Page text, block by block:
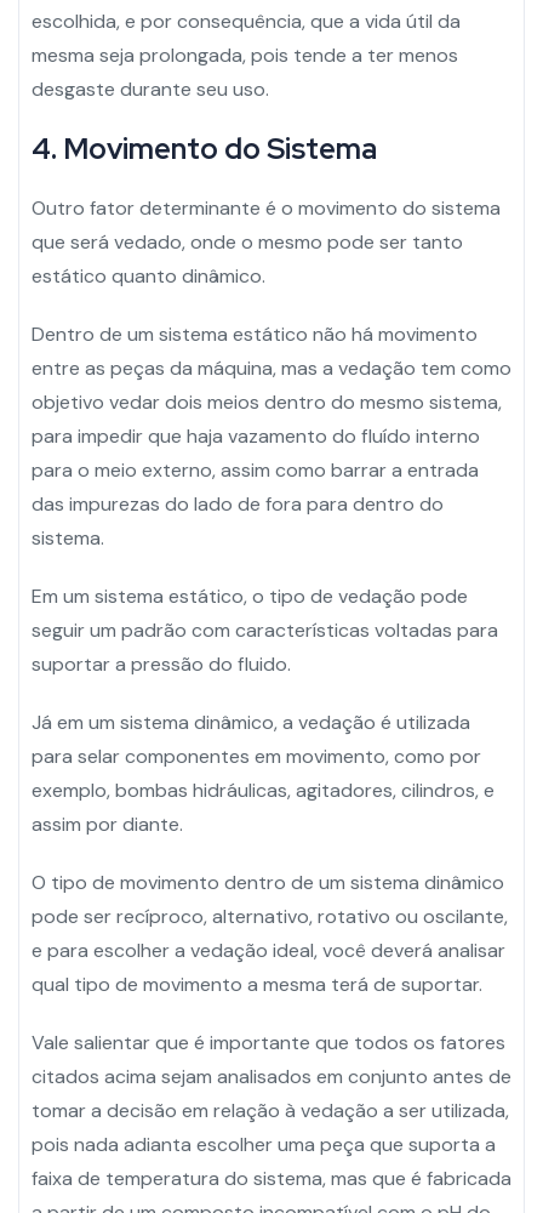
escolhida, e por consequência, que a vida útil da
mesma seja prolongada, pois tende a ter menos
desgaste durante seu uso.
4. Movimento do Sistema
Outro fator determinante é o movimento do sistema
que será vedado, onde o mesmo pode ser tanto
estático quanto dinâmico.
Dentro de um sistema estático não há movimento
entre as peças da máquina, mas a vedação tem como
objetivo vedar dois meios dentro do mesmo sistema,
para impedir que haja vazamento do fluído interno
para o meio externo, assim como barrar a entrada
das impurezas do lado de fora para dentro do
sistema.
Em um sistema estático, o tipo de vedação pode
seguir um padrão com características voltadas para
suportar a pressão do fluido.
Já em um sistema dinâmico, a vedação é utilizada
para selar componentes em movimento, como por
exemplo, bombas hidráulicas, agitadores, cilindros, e
assim por diante.
O tipo de movimento dentro de um sistema dinâmico
pode ser recíproco, alternativo, rotativo ou oscilante,
e para escolher a vedação ideal, você deverá analisar
qual tipo de movimento a mesma terá de suportar.
Vale salientar que é importante que todos os fatores
citados acima sejam analisados em conjunto antes de
tomar a decisão em relação à vedação a ser utilizada,
pois nada adianta escolher uma peça que suporta a
faixa de temperatura do sistema, mas que é fabricada